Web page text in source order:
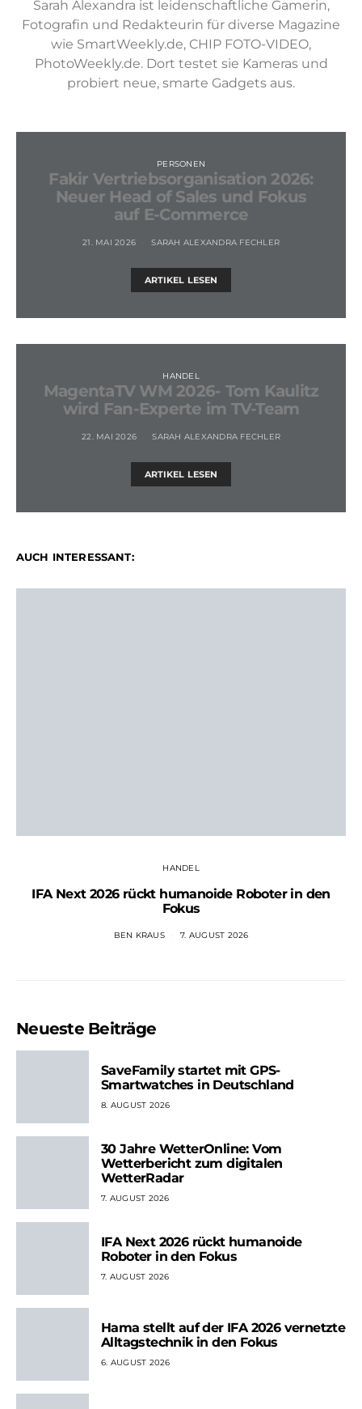
Sarah Alexandra ist leidenschaftliche Gamerin,
Fotografin und Redakteurin für diverse Magazine
wie SmartWeekly.de, CHIP FOTO-VIDEO,
PhotoWeekly.de. Dort testet sie Kameras und
probiert neue, smarte Gadgets aus.
PERSONEN
Fakir Vertriebsorganisation 2026:
Neuer Head of Sales und Fokus
auf E-Commerce
21. MAI 2026 SARAH ALEXANDRA FECHLER
ARTIKEL LESEN
HANDEL
MagentaTV WM 2026- Tom Kaulitz
wird Fan-Experte im TV-Team
22. MAI 2026 SARAH ALEXANDRA FECHLER
ARTIKEL LESEN
AUCH INTERESSANT:
HANDEL
IFA Next 2026 rückt humanoide Roboter in den
Fokus
BEN KRAUS 7. AUGUST 2026
Neueste Beiträge
SaveFamily startet mit GPS-
Smartwatches in Deutschland
8. AUGUST 2026
30 Jahre WetterOnline: Vom
Wetterbericht zum digitalen
WetterRadar
7. AUGUST 2026
IFA Next 2026 rückt humanoide
Roboter in den Fokus
7. AUGUST 2026
Hama stellt auf der IFA 2026 vernetzte
Alltagstechnik in den Fokus
6. AUGUST 2026